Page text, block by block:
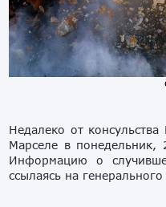
Недалеко от
Марселе в понедельник,
Информацию о
ссылаясь на